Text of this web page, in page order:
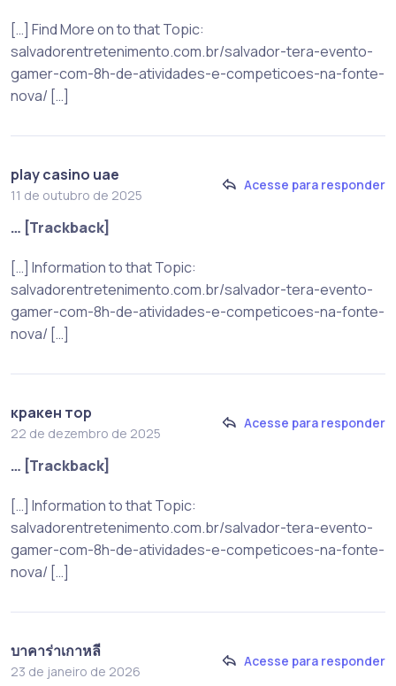
[…] Find More on to that Topic:
salvadorentretenimento.com.br/salvador-tera-evento-
gamer-com-8h-de-atividades-e-competicoes-na-fonte-
nova/ […]
play casino uae
11 de outubro de 2025
Acesse para responder
… [Trackback]
[…] Information to that Topic:
salvadorentretenimento.com.br/salvador-tera-evento-
gamer-com-8h-de-atividades-e-competicoes-na-fonte-
nova/ […]
кракен тор
22 de dezembro de 2025
Acesse para responder
… [Trackback]
[…] Information to that Topic:
salvadorentretenimento.com.br/salvador-tera-evento-
gamer-com-8h-de-atividades-e-competicoes-na-fonte-
nova/ […]
บาคาร่าเกาหลี
23 de janeiro de 2026
Acesse para responder